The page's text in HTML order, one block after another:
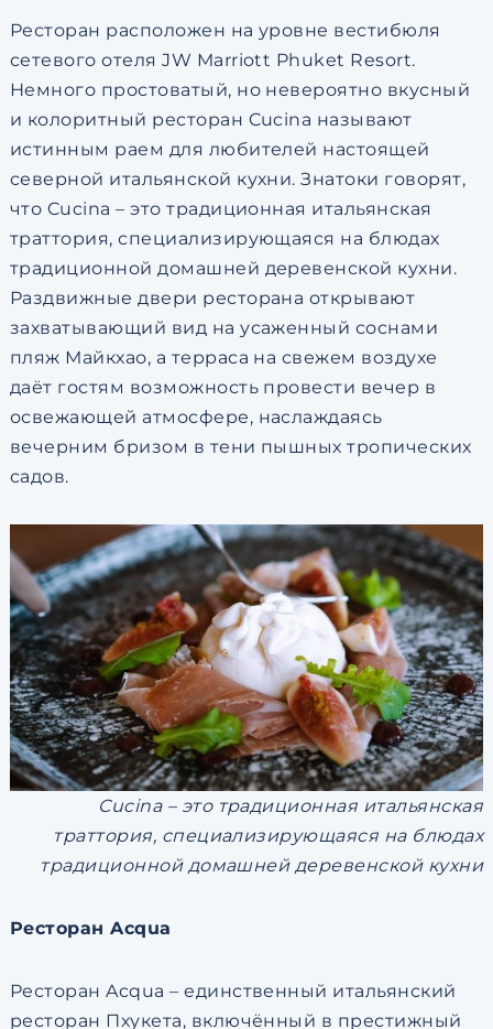
Ресторан расположен на уровне вестибюля
сетевого отеля JW Marriott Phuket Resort.
Немного простоватый, но невероятно вкусный
и колоритный ресторан Cucina называют
истинным раем для любителей настоящей
северной итальянской кухни. Знатоки говорят,
что Cucina – это традиционная итальянская
траттория, специализирующаяся на блюдах
традиционной домашней деревенской кухни.
Раздвижные двери ресторана открывают
захватывающий вид на усаженный соснами
пляж Майкхао, а терраса на свежем воздухе
даёт гостям возможность провести вечер в
освежающей атмосфере, наслаждаясь
вечерним бризом в тени пышных тропических
садов.
Cucina – это традиционная итальянская
траттория, специализирующаяся на блюдах
традиционной домашней деревенской кухни
Ресторан Acqua
Ресторан Acqua – единственный итальянский
ресторан Пхукета, включённый в престижный